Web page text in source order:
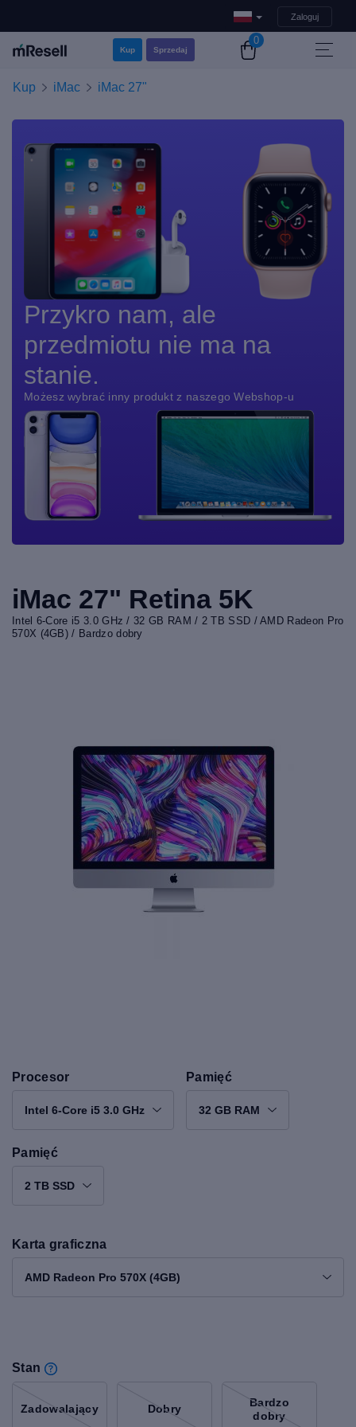
Zaloguj
Kup Sprzedaj
0
Kup iMac iMac 27"
Przykro nam, ale
przedmiotu nie ma na
stanie.
Możesz wybrać inny produkt z naszego Webshop-u
iMac 27" Retina 5K
Intel 6-Core i5 3.0 GHz / 32 GB RAM / 2 TB SSD / AMD Radeon Pro
570X (4GB) / Bardzo dobry
Procesor
Intel 6-Core i5 3.0 GHz
Pamięć
32 GB RAM
Pamięć
2 TB SSD
Karta graficzna
AMD Radeon Pro 570X (4GB)
Stan
Zadowalający Dobry
Bardzo
dobry